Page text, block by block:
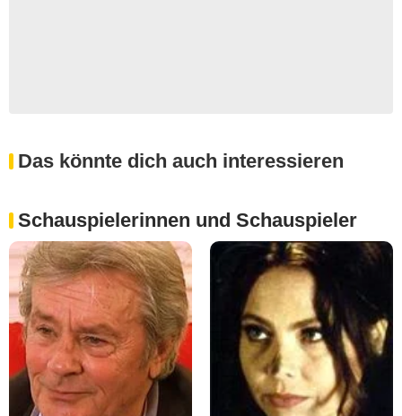
Das könnte dich auch interessieren
Schauspielerinnen und Schauspieler